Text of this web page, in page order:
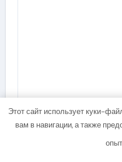
Триазолы
Этот сайт использует куки-
вам в навигации, а также